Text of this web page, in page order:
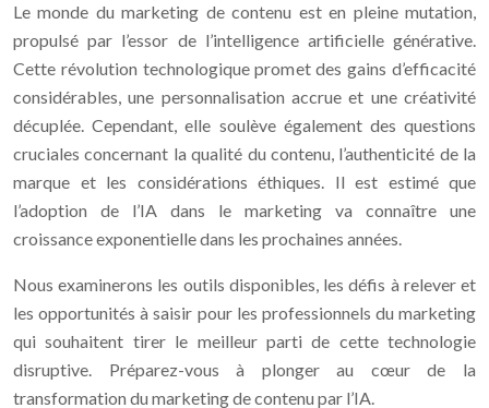
Le monde du marketing de contenu est en pleine mutation,
propulsé par l’essor de l’intelligence artificielle générative.
Cette révolution technologique promet des gains d’efficacité
considérables, une personnalisation accrue et une créativité
décuplée. Cependant, elle soulève également des questions
cruciales concernant la qualité du contenu, l’authenticité de la
marque et les considérations éthiques. Il est estimé que
l’adoption de l’IA dans le marketing va connaître une
croissance exponentielle dans les prochaines années.
Nous examinerons les outils disponibles, les défis à relever et
les opportunités à saisir pour les professionnels du marketing
qui souhaitent tirer le meilleur parti de cette technologie
disruptive. Préparez-vous à plonger au cœur de la
transformation du marketing de contenu par l’IA.